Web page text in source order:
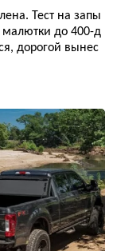
Тест на запы
малютки до 400-д
дорогой вынес